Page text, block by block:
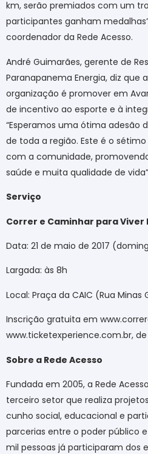
km, serão premiados com um
participantes ganham
coordenador da Rede Acesso.
André Guimarães, gerente de
Paranapanema Energia, diz que
organização é promover em
de incentivo ao esporte e à
“Esperamos uma ótima adesão
de toda a região. Este é o
com a comunidade,
saúde e muita qualidade de
Serviço
Correr e Caminhar para Viver
Data: 21 de maio de 2017
Largada: às 8h
Local: Praça da CAIC (Rua Minas
Inscrição gratuita em
www.ticketexperience.com.br,
Sobre a Rede Acesso
Fundada em 2005, a Rede
terceiro setor que realiza
cunho social, educacional e
parcerias entre o poder público
mil pessoas já participaram dos